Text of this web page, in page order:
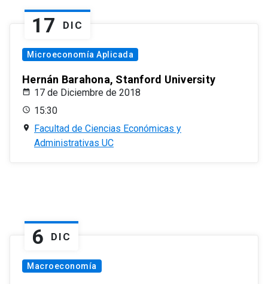
17 DIC
Microeconomía Aplicada
Hernán Barahona, Stanford University
17 de Diciembre de 2018
15:30
Facultad de Ciencias Económicas y
Administrativas UC
6 DIC
Macroeconomía